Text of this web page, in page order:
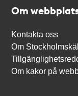
Om
Kontakta oss
Om
Om kakor på